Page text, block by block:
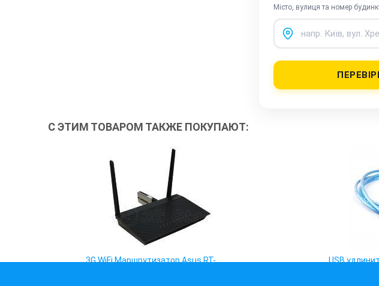
Місто, вулиця та номер
С ЭТИМ ТОВАРОМ ТАКЖЕ ПОКУПАЮТ:
3G WiFi Маршрутизатор Asus RT-
USB